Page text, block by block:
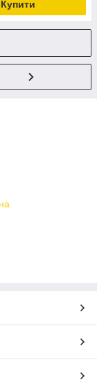
Купити